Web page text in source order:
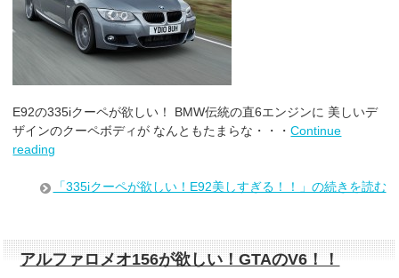
E92の335iクーペが欲しい！ BMW伝統の直6エンジンに 美しいデ
ザインのクーペボディが なんともたまらな・・・Continue
reading
「335iクーペが欲しい！E92美しすぎる！！」の続きを読む
アルファロメオ156が欲しい！GTAのV6！！